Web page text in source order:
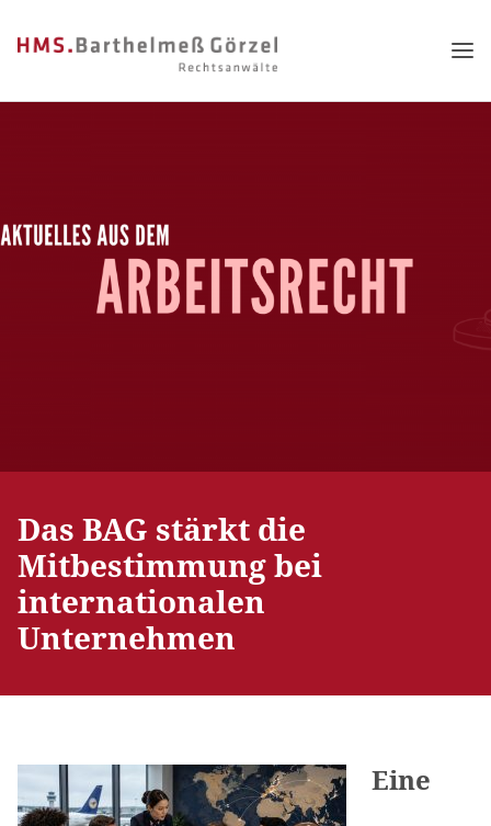
Das BAG stärkt die
Mitbestimmung bei
internationalen
Unternehmen
Eine